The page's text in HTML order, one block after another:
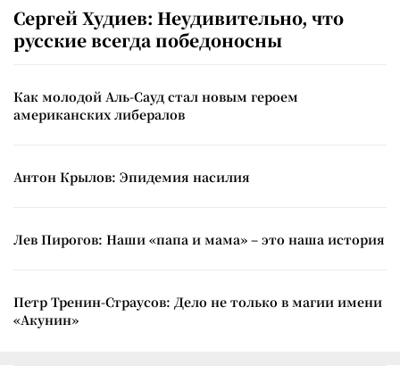
Сергей Худиев: Неудивительно, что
русские всегда победоносны
Как молодой Аль-Сауд стал новым героем
американских либералов
Антон Крылов: Эпидемия насилия
Лев Пирогов: Наши «папа и мама» – это наша история
Петр Тренин-Страусов: Дело не только в магии имени
«Акунин»